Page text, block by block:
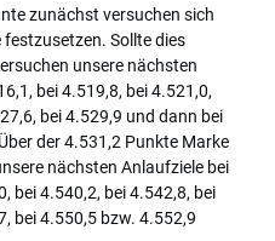
zunächst versuchen sich
Sollte dies
unsere nächsten
bei 4.519,8, bei 4.521,0,
bei 4.529,9 und dann bei
der 4.531,2 Punkte Marke
nächsten Anlaufziele bei
bei 4.540,2, bei 4.542,8, bei
bei 4.550,5 bzw. 4.552,9